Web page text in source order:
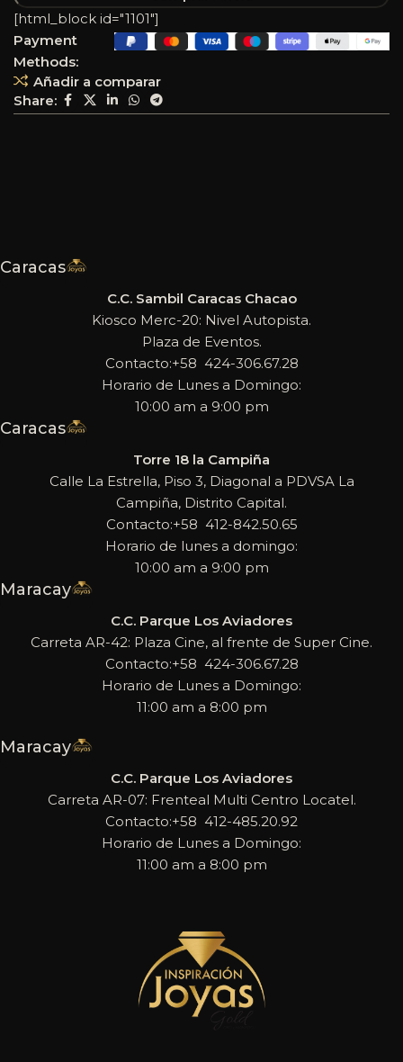
Añadir a comparar
Share:
[html_block id="1101"]
Payment
Methods:
Caracas
C.C. Sambil Caracas Chacao
Kiosco Merc-20: Nivel Autopista.
Plaza de Eventos.
Contacto:+58 424-306.67.28
Horario de Lunes a Domingo:
10:00 am a 9:00 pm
Caracas
Torre 18 la Campiña
Calle La Estrella, Piso 3, Diagonal a PDVSA La
Campiña, Distrito Capital.
Contacto:+58 412-842.50.65
Horario de lunes a domingo:
10:00 am a 9:00 pm
Maracay
C.C. Parque Los Aviadores
Carreta AR-42: Plaza Cine, al frente de Super Cine.
Contacto:+58 424-306.67.28
Horario de Lunes a Domingo:
11:00 am a 8:00 pm
Maracay
C.C. Parque Los Aviadores
Carreta AR-07: Frenteal Multi Centro Locatel.
Contacto:+58 412-485.20.92
Horario de Lunes a Domingo:
11:00 am a 8:00 pm